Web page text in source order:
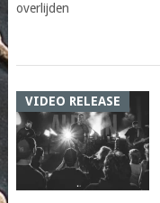
overlijden
VIDEO RELEASE